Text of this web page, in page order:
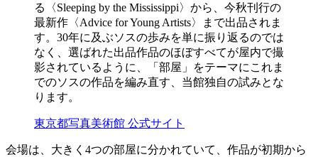
る〈Sleeping by the Mississippi〉から、今秋刊行の
最新作〈Advice for Young Artists〉まで出品されま
す。30年に及ぶソスの歩みを単に振り返るのでは
なく、選ばれた出品作品のほぼすべてが屋内で撮
影されているように、「部屋」をテーマにこれま
でのソスの作品を編み直す、当館独自の試みとな
ります。
東京都写真美術館 公式サイト
会場は、大きく4つの部屋に分かれていて、作品が初期から